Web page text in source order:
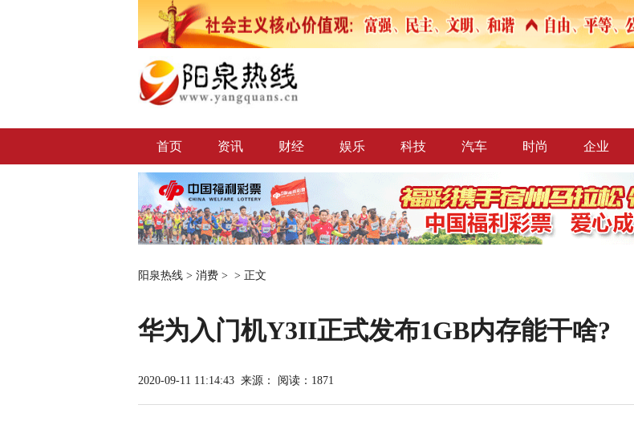
首页 资讯 财经 娱乐 科技 汽车 时尚 企业
阳泉热线 > 消费 > > 正文
华为入门机Y3II正式发布1GB内存能干啥?
2020-09-11 11:14:43 来源： 阅读：1871